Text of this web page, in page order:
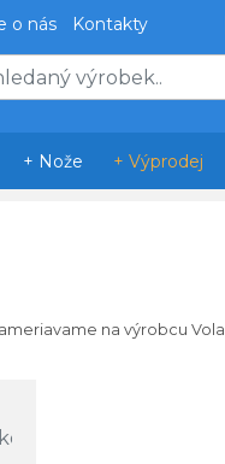
o nás Kontakty
na výrobcu Vola
+ Nože + Výprodej